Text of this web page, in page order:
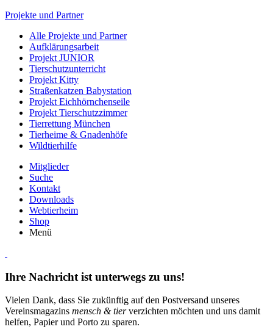
Projekte und Partner
Alle Projekte und Partner
Aufklärungsarbeit
Projekt JUNIOR
Tierschutzunterricht
Projekt Kitty
Straßenkatzen Babystation
Projekt Eichhörnchenseile
Projekt Tierschutzzimmer
Tierrettung München
Tierheime & Gnadenhöfe
Wildtierhilfe
Mitglieder
Suche
Kontakt
Downloads
Webtierheim
Shop
Menü
Ihre Nachricht ist unterwegs zu uns!
Vielen Dank, dass Sie zukünftig auf den Postversand unseres
Vereinsmagazins mensch & tierverzichten möchten und uns damit
helfen, Papier und Porto zu sparen.